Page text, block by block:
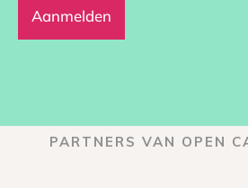
PARTNERS VAN OPEN